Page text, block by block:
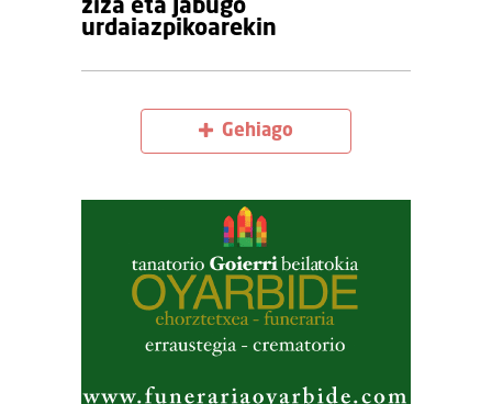
ziza eta Jabugo
urdaiazpikoarekin
Gehiago